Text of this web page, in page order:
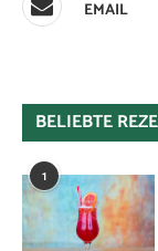
EMAIL
BELIEBTE
1